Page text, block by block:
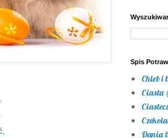
Spis Potraw
Chleb i
Ciasta
Dania